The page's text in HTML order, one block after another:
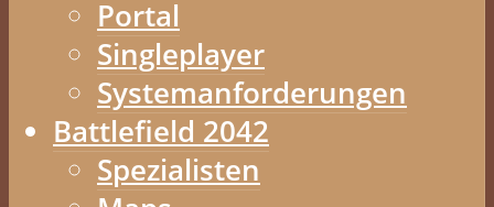
Portal
Singleplayer
Systemanforderungen
Battlefield 2042
Spezialisten